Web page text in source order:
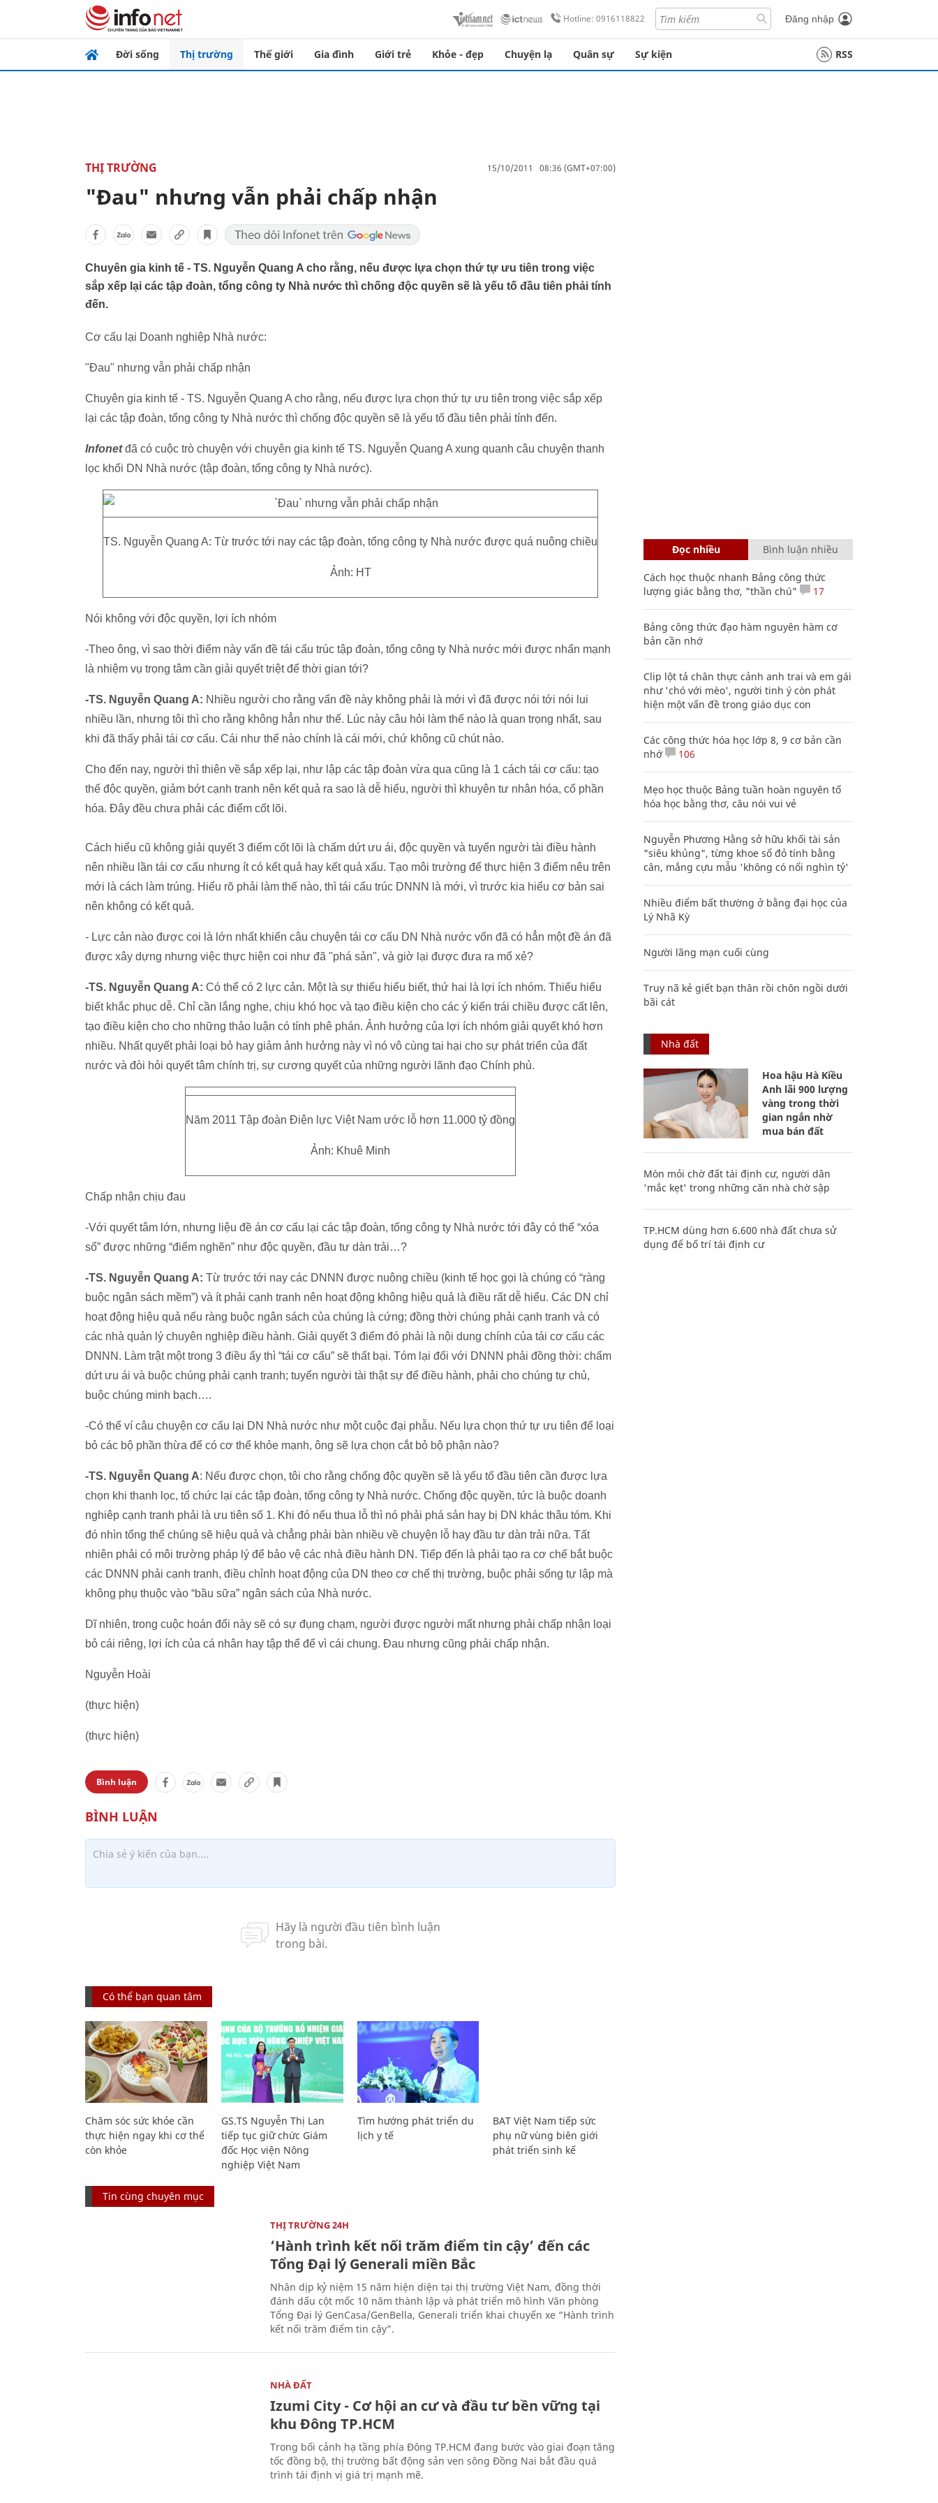
Hotline: 0916118822 Đăng nhập
Đời sống Thị trường Thế giới Gia đình Giới trẻ Khỏe - đẹp Chuyện lạ Quân sự Sự kiện RSS
THỊ TRƯỜNG 15/10/2011 08:36 (GMT+07:00)
"Đau" nhưng vẫn phải chấp nhận
Chuyên gia kinh tế - TS. Nguyễn Quang A cho rằng, nếu được lựa chọn thứ tự ưu tiên trong việc
sắp xếp lại các tập đoàn, tổng công ty Nhà nước thì chống độc quyền sẽ là yếu tố đầu tiên phải tính
đến.
Cơ cấu lại Doanh nghiệp Nhà nước:
"Đau" nhưng vẫn phải chấp nhận
Chuyên gia kinh tế - TS. Nguyễn Quang A cho rằng, nếu được lựa chọn thứ tự ưu tiên trong việc sắp xếp
lại các tập đoàn, tổng công ty Nhà nước thì chống độc quyền sẽ là yếu tố đầu tiên phải tính đến.
Infonetđã có cuộc trò chuyện với chuyên gia kinh tế TS. Nguyễn Quang A xung quanh câu chuyện thanh
lọc khối DN Nhà nước (tập đoàn, tổng công ty Nhà nước).
TS. Nguyễn Quang A: Từ trước tới nay các tập đoàn, tổng công ty Nhà nước được quá nuông chiều
Ảnh: HT
Nói không với độc quyền, lợi ích nhóm
-Theo ông, vì sao thời điểm này vấn đề tái cấu trúc tập đoàn, tổng công ty Nhà nước mới được nhấn mạnh
là nhiệm vụ trọng tâm cần giải quyết triệt để thời gian tới?
-TS. Nguyễn Quang A: Nhiều người cho rằng vấn đề này không phải là mới vì đã được nói tới nói lui
nhiều lần, nhưng tôi thì cho rằng không hẳn như thế. Lúc này câu hỏi làm thế nào là quan trọng nhất, sau
khi đã thấy phải tái cơ cấu. Cái như thế nào chính là cái mới, chứ không cũ chút nào.
Cho đến nay, người thì thiên về sắp xếp lại, như lập các tập đoàn vừa qua cũng là 1 cách tái cơ cấu: tạo
thế độc quyền, giảm bớt cạnh tranh nên kết quả ra sao là dễ hiểu, người thì khuyên tư nhân hóa, cổ phần
hóa. Đây đều chưa phải các điểm cốt lõi.
Cách hiểu cũ không giải quyết 3 điểm cốt lõi là chấm dứt ưu ái, độc quyền và tuyển người tài điều hành
nên nhiều lần tái cơ cấu nhưng ít có kết quả hay kết quả xấu. Tạo môi trường để thực hiện 3 điểm nêu trên
mới là cách làm trúng. Hiểu rõ phải làm thế nào, thì tái cấu trúc DNNN là mới, vì trước kia hiểu cơ bản sai
nên không có kết quả.
- Lực cản nào được coi là lớn nhất khiến câu chuyện tái cơ cấu DN Nhà nước vốn đã có hẳn một đề án đã
được xây dựng nhưng việc thực hiện coi như đã "phá sản", và giờ lại được đưa ra mổ xẻ?
-TS. Nguyễn Quang A: Có thể có 2 lực cản. Một là sự thiếu hiểu biết, thứ hai là lợi ích nhóm. Thiếu hiểu
biết khắc phục dễ. Chỉ cần lắng nghe, chịu khó học và tạo điều kiện cho các ý kiến trái chiều được cất lên,
tạo điều kiện cho cho những thảo luận có tính phê phán. Ảnh hưởng của lợi ích nhóm giải quyết khó hơn
nhiều. Nhất quyết phải loại bỏ hay giảm ảnh hưởng này vì nó vô cùng tai hại cho sự phát triển của đất
nước và đòi hỏi quyết tâm chính trị, sự cương quyết của những người lãnh đạo Chính phủ.
Năm 2011 Tập đoàn Điện lực Việt Nam ước lỗ hơn 11.000 tỷ đồng
Ảnh: Khuê Minh
Chấp nhận chịu đau
-Với quyết tâm lớn, nhưng liệu đề án cơ cấu lại các tập đoàn, tổng công ty Nhà nước tới đây có thể “xóa
sổ” được những “điểm nghẽn” như độc quyền, đầu tư dàn trải…?
-TS. Nguyễn Quang A: Từ trước tới nay các DNNN được nuông chiều (kinh tế học gọi là chúng có “ràng
buộc ngân sách mềm”) và ít phải cạnh tranh nên hoạt động không hiệu quả là điều rất dễ hiểu. Các DN chỉ
hoạt động hiệu quả nếu ràng buộc ngân sách của chúng là cứng; đồng thời chúng phải cạnh tranh và có
các nhà quản lý chuyên nghiệp điều hành. Giải quyết 3 điểm đó phải là nội dung chính của tái cơ cấu các
DNNN. Làm trật một trong 3 điều ấy thì “tái cơ cấu” sẽ thất bại. Tóm lại đối với DNNN phải đồng thời: chấm
dứt ưu ái và buộc chúng phải cạnh tranh; tuyển người tài thật sự để điều hành, phải cho chúng tự chủ,
buộc chúng minh bạch….
-Có thể ví câu chuyện cơ cấu lại DN Nhà nước như một cuộc đại phẫu. Nếu lựa chọn thứ tự ưu tiên để loại
bỏ các bộ phần thừa để có cơ thể khỏe mạnh, ông sẽ lựa chọn cắt bỏ bộ phận nào?
-TS. Nguyễn Quang A: Nếu được chọn, tôi cho rằng chống độc quyền sẽ là yếu tố đầu tiên cần được lựa
chọn khi thanh lọc, tổ chức lại các tập đoàn, tổng công ty Nhà nước. Chống độc quyền, tức là buộc doanh
nghiêp cạnh tranh phải là ưu tiên số 1. Khi đó nếu thua lỗ thì nó phải phá sản hay bị DN khác thâu tóm. Khi
đó nhìn tổng thể chúng sẽ hiệu quả và chẳng phải bàn nhiều về chuyện lỗ hay đầu tư dàn trải nữa. Tất
nhiên phải có môi trường pháp lý để bảo vệ các nhà điều hành DN. Tiếp đến là phải tạo ra cơ chế bắt buộc
các DNNN phải cạnh tranh, điều chỉnh hoạt động của DN theo cơ chế thị trường, buộc phải sống tự lập mà
không phụ thuộc vào “bầu sữa” ngân sách của Nhà nước.
Dĩ nhiên, trong cuộc hoán đổi này sẽ có sự đụng chạm, người được người mất nhưng phải chấp nhận loại
bỏ cái riêng, lợi ích của cá nhân hay tập thể để vì cái chung. Đau nhưng cũng phải chấp nhận.
Nguyễn Hoài
(thực hiện)
(thực hiện)
Bình luận
Có thể bạn quan tâm
Chăm sóc sức khỏe cần
thực hiện ngay khi cơ thể
còn khỏe
GS.TS Nguyễn Thị Lan
tiếp tục giữ chức Giám
đốc Học viện Nông
nghiệp Việt Nam
Tìm hướng phát triển du
lịch y tế
BAT Việt Nam tiếp sức
phụ nữ vùng biên giới
phát triển sinh kế
Tin cùng chuyên mục
THỊ TRƯỜNG 24H
‘Hành trình kết nối trăm điểm tin cậy’ đến các
Tổng Đại lý Generali miền Bắc
Nhân dịp kỷ niệm 15 năm hiện diện tại thị trường Việt Nam, đồng thời
đánh dấu cột mốc 10 năm thành lập và phát triển mô hình Văn phòng
Tổng Đại lý GenCasa/GenBella, Generali triển khai chuyến xe “Hành trình
kết nối trăm điểm tin cậy”.
NHÀ ĐẤT
Izumi City - Cơ hội an cư và đầu tư bền vững tại
khu Đông TP.HCM
Trong bối cảnh hạ tầng phía Đông TP.HCM đang bước vào giai đoạn tăng
tốc đồng bộ, thị trường bất động sản ven sông Đồng Nai bắt đầu quá
trình tái định vị giá trị mạnh mẽ.
Đọc nhiều Bình luận nhiều
Cách học thuộc nhanh Bảng công thức
lượng giác bằng thơ, "thần chú"
17
Bảng công thức đạo hàm nguyên hàm cơ
bản cần nhớ
Clip lột tả chân thực cảnh anh trai và em gái
như 'chó với mèo', người tinh ý còn phát
hiện một vấn đề trong giáo dục con
Các công thức hóa học lớp 8, 9 cơ bản cần
nhớ
106
Mẹo học thuộc Bảng tuần hoàn nguyên tố
hóa học bằng thơ, câu nói vui vẻ
Nguyễn Phương Hằng sở hữu khối tài sản
"siêu khủng", từng khoe sổ đỏ tính bằng
cân, mắng cựu mẫu 'không có nổi nghìn tỷ'
Nhiều điểm bất thường ở bằng đại học của
Lý Nhã Kỳ
Người lãng mạn cuối cùng
Truy nã kẻ giết bạn thân rồi chôn ngồi dưới
bãi cát
Nhà đất
Hoa hậu Hà Kiều
Anh lãi 900 lượng
vàng trong thời
gian ngắn nhờ
mua bán đất
Mòn mỏi chờ đất tái định cư, người dân
'mắc kẹt' trong những căn nhà chờ sập
TP.HCM dùng hơn 6.600 nhà đất chưa sử
dụng để bố trí tái định cư